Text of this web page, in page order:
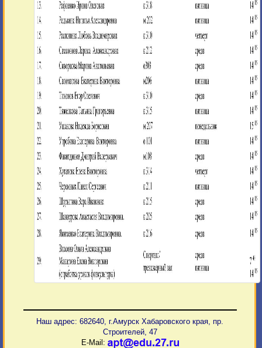
Наш адрес: 682640, г.Амурск Хабаровского края, пр.
Строителей, 47
E-Mail: